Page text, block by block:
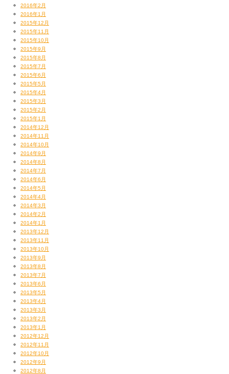
2016年2月
2016年1月
2015年12月
2015年11月
2015年10月
2015年9月
2015年8月
2015年7月
2015年6月
2015年5月
2015年4月
2015年3月
2015年2月
2015年1月
2014年12月
2014年11月
2014年10月
2014年9月
2014年8月
2014年7月
2014年6月
2014年5月
2014年4月
2014年3月
2014年2月
2014年1月
2013年12月
2013年11月
2013年10月
2013年9月
2013年8月
2013年7月
2013年6月
2013年5月
2013年4月
2013年3月
2013年2月
2013年1月
2012年12月
2012年11月
2012年10月
2012年9月
2012年8月